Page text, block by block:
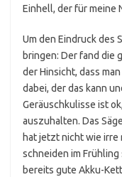
Einhell, der für meine
Um den Eindruck des
bringen: Der fand die
der Hinsicht, dass
dabei, der das kann
Geräuschkulisse ist
auszuhalten. Das
hat jetzt nicht wie irre
schneiden im Frühling
bereits gute Akku-